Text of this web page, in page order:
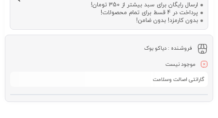
ارسال رایگان برای سبد بیشتر از 350 تومان!
پرداخت در 4 قسط برای تمام محصولات!
بدون کارمزد! بدون ضامن!
فروشـنده : دیاکو بوک
موجود نیست
گارانتی اصالت وسلامت